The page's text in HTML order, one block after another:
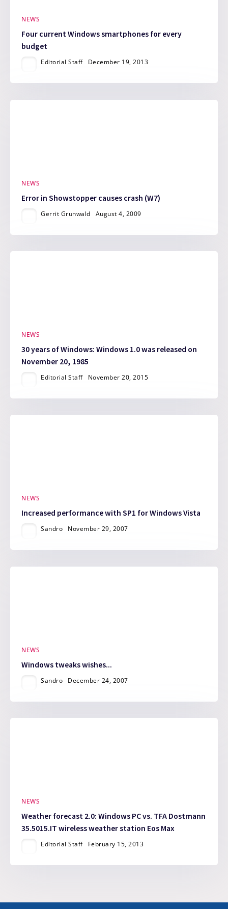
NEWS
Four current Windows smartphones for every
budget
Editorial Staff December 19, 2013
NEWS
Error in Showstopper causes crash (W7)
Gerrit Grunwald August 4, 2009
NEWS
30 years of Windows: Windows 1.0 was released on
November 20, 1985
Editorial Staff November 20, 2015
NEWS
Increased performance with SP1 for Windows Vista
Sandro November 29, 2007
NEWS
Windows tweaks wishes...
Sandro December 24, 2007
NEWS
Weather forecast 2.0: Windows PC vs. TFA Dostmann
35.5015.IT wireless weather station Eos Max
Editorial Staff February 15, 2013